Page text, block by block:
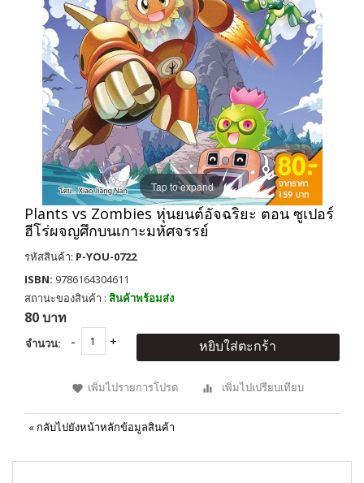
Tap to expand
Plants vs Zombies หุ่นยนต์อัจฉริยะ ตอน ซูเปอร์
ฮีโร่ผจญศึกบนเกาะมหัศจรรย์
รหัสสินค้า: P-YOU-0722
ISBN: 9786164304611
สถานะของสินค้า : สินค้าพร้อมส่ง
80 บาท
จำนวน: หยิบใส่ตะกร้า
เพิ่มไปรายการโปรด เพิ่มไปเปรียบเทียบ
« กลับไปยังหน้าหลักข้อมูลสินค้า